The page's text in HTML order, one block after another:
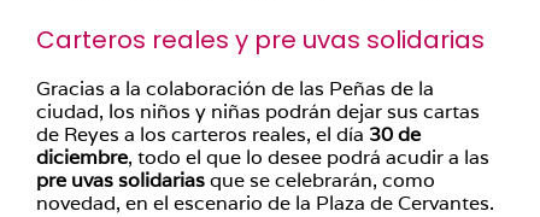
Carteros reales y pre uvas solidarias
Gracias a la colaboración de las Peñas de la
ciudad, los niños y niñas podrán dejar sus cartas
de Reyes a los carteros reales, el día 30 de
diciembre, todo el que lo desee podrá acudir a las
pre uvas solidariasque se celebrarán, como
novedad, en el escenario de la Plaza de Cervantes.